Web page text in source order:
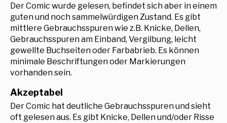
Der Comic wurde gelesen, befindet sich aber in einem
guten und noch sammelwürdigen Zustand. Es gibt
mittlere Gebrauchsspuren wie z.B. Knicke, Dellen,
Gebrauchsspuren am Einband, Vergilbung, leicht
gewellte Buchseiten oder Farbabrieb. Es können
minimale Beschriftungen oder Markierungen
vorhanden sein.
Akzeptabel
Der Comic hat deutliche Gebrauchsspuren und sieht
oft gelesen aus. Es gibt Knicke, Dellen und/oder Risse